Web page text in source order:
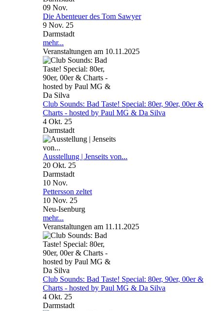
09 Nov.
Die Abenteuer des Tom Sawyer
9 Nov. 25
Darmstadt
mehr...
Veranstaltungen am 10.11.2025
Club Sounds: Bad Taste! Special: 80er, 90er, 00er &
Charts - hosted by Paul MG & Da Silva
4 Okt. 25
Darmstadt
Ausstellung | Jenseits von...
20 Okt. 25
Darmstadt
10 Nov.
Pettersson zeltet
10 Nov. 25
Neu-Isenburg
mehr...
Veranstaltungen am 11.11.2025
Club Sounds: Bad Taste! Special: 80er, 90er, 00er &
Charts - hosted by Paul MG & Da Silva
4 Okt. 25
Darmstadt